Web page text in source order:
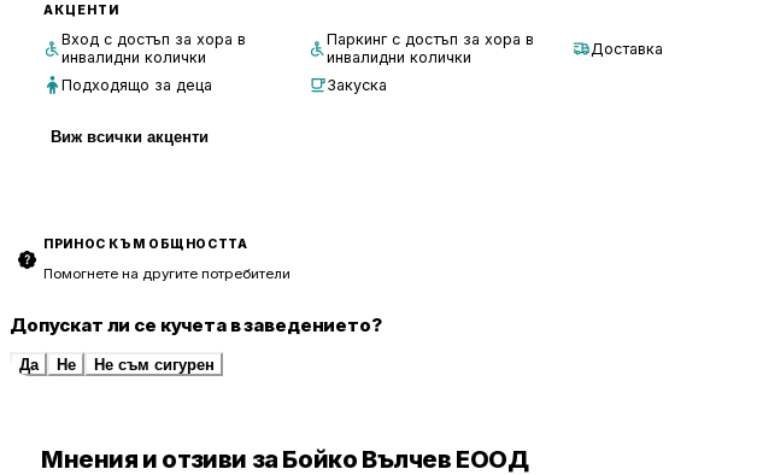
АКЦЕНТИ
Вход с достъп за хора в
инвалидни колички
Паркинг с достъп за хора в
инвалидни колички
Доставка
Подходящо за деца Закуска
Виж всички акценти
ПРИНОС КЪМ ОБЩНОСТТА
Помогнете на другите потребители
Допускат ли се кучета в заведението?
Да Не Не съм сигурен
Мнения и отзиви за Бойко Вълчев ЕООД